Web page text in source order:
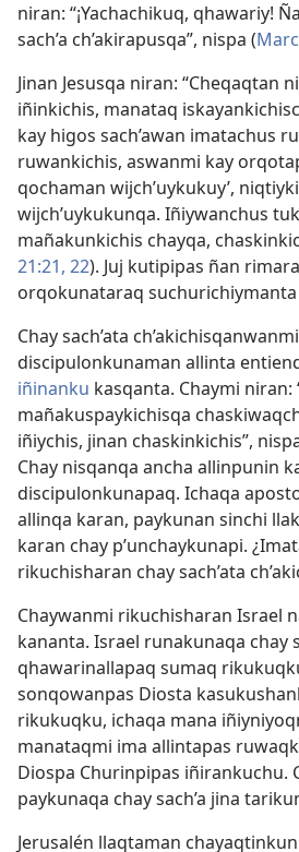
niran: “¡Yachachikuq, qhawariy!
sach’a ch’akirapusqa”, nispa (
Jinan Jesusqa niran: “Cheqaqtan
iñinkichis, manataq
kay higos sach’awan imatachus
ruwankichis, aswanmi kay
qochaman wijch’uykukuy’,
wijch’uykukunqa. Iñiywanchus
mañakunkichis chayqa,
21:21, 22). Juj kutipipas ñan
orqokunataraq suchurichiymanta
Chay sach’ata
discipulonkunaman allinta
iñinanku kasqanta. Chaymi niran:
mañakuspaykichisqa
iñiychis, jinan chaskinkichis”,
Chay nisqanqa ancha allinpunin
discipulonkunapaq. Ichaqa
allinqa karan, paykunan sinchi
karan chay p’unchaykunapi.
rikuchisharan chay sach’ata
Chaywanmi rikuchisharan Israel
kananta. Israel runakunaqa chay
qhawarinallapaq sumaq
sonqowanpas Diosta
rikukuqku, ichaqa mana
manataqmi ima allintapas
Diospa Churinpipas iñirankuchu.
paykunaqa chay sach’a jina
Jerusalén llaqtaman